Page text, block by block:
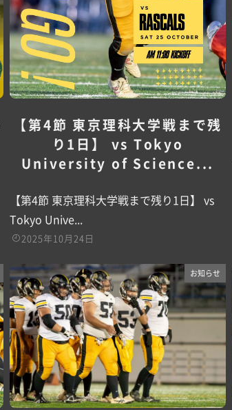
【第4節 東京理科大学戦まで残
り1日】 vs Tokyo
University of Science...
【第4節 東京理科大学戦まで残り1日】 vs
Tokyo Unive...
2025年10月24日
お知らせ